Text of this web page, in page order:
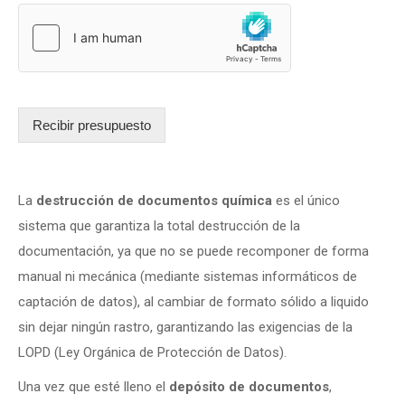
Recibir presupuesto
La destrucción de documentos química es el único
sistema que garantiza la total destrucción de la
documentación, ya que no se puede recomponer de forma
manual ni mecánica (mediante sistemas informáticos de
captación de datos), al cambiar de formato sólido a liquido
sin dejar ningún rastro, garantizando las exigencias de la
LOPD (Ley Orgánica de Protección de Datos).
Una vez que esté lleno el depósito de documentos,